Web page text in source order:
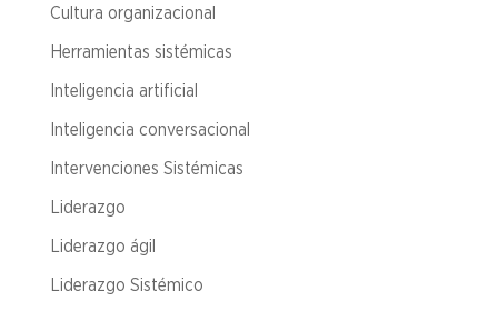
Cultura organizacional
Herramientas sistémicas
Inteligencia artificial
Inteligencia conversacional
Intervenciones Sistémicas
Liderazgo
Liderazgo ágil
Liderazgo Sistémico